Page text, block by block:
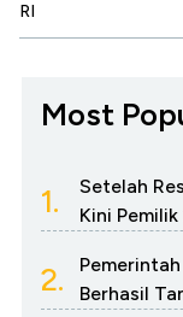
RI
Most
1.
Setelah
Kini
2.
Berhasil